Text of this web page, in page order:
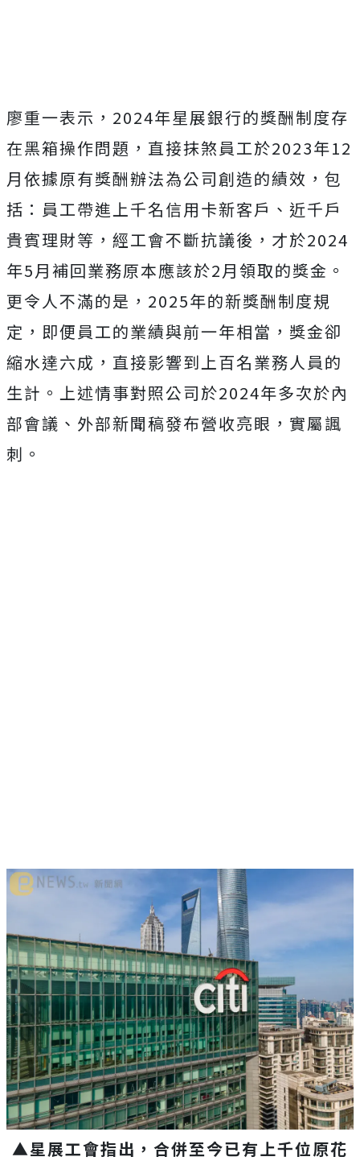
廖重一表示，2024年星展銀行的獎酬制度存
在黑箱操作問題，直接抹煞員工於2023年12
月依據原有獎酬辦法為公司創造的績效，包
括：員工帶進上千名信用卡新客戶、近千戶
貴賓理財等，經工會不斷抗議後，才於2024
年5月補回業務原本應該於2月領取的獎金。
更令人不滿的是，2025年的新獎酬制度規
定，即便員工的業績與前一年相當，獎金卻
縮水達六成，直接影響到上百名業務人員的
生計。上述情事對照公司於2024年多次於內
部會議、外部新聞稿發布營收亮眼，實屬諷
刺。
▲星展工會指出，合併至今已有上千位原花